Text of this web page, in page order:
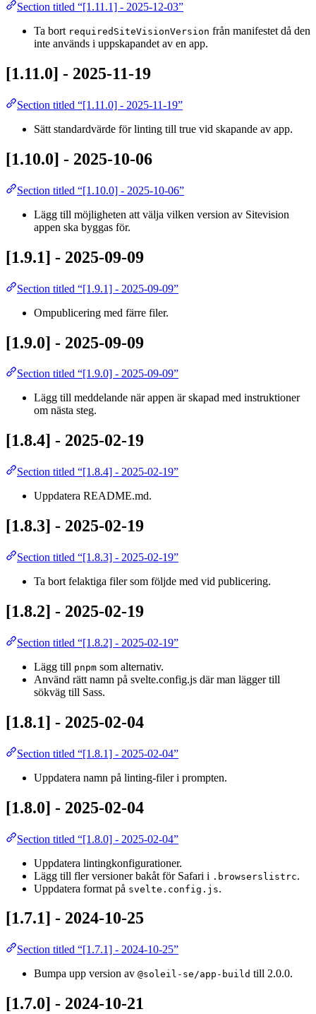
Section titled “[1.11.1] - 2025-12-03”
Ta bort requiredSiteVisionVersion från manifestet då den
inte används i uppskapandet av en app.
[1.11.0] - 2025-11-19
Section titled “[1.11.0] - 2025-11-19”
Sätt standardvärde för linting till true vid skapande av app.
[1.10.0] - 2025-10-06
Section titled “[1.10.0] - 2025-10-06”
Lägg till möjligheten att välja vilken version av Sitevision
appen ska byggas för.
[1.9.1] - 2025-09-09
Section titled “[1.9.1] - 2025-09-09”
Ompublicering med färre filer.
[1.9.0] - 2025-09-09
Section titled “[1.9.0] - 2025-09-09”
Lägg till meddelande när appen är skapad med instruktioner
om nästa steg.
[1.8.4] - 2025-02-19
Section titled “[1.8.4] - 2025-02-19”
Uppdatera README.md.
[1.8.3] - 2025-02-19
Section titled “[1.8.3] - 2025-02-19”
Ta bort felaktiga filer som följde med vid publicering.
[1.8.2] - 2025-02-19
Section titled “[1.8.2] - 2025-02-19”
Lägg till pnpm som alternativ.
Använd rätt namn på svelte.config.js där man lägger till
sökväg till Sass.
[1.8.1] - 2025-02-04
Section titled “[1.8.1] - 2025-02-04”
Uppdatera namn på linting-filer i prompten.
[1.8.0] - 2025-02-04
Section titled “[1.8.0] - 2025-02-04”
Uppdatera lintingkonfigurationer.
Lägg till fler versioner bakåt för Safari i .browserslistrc.
Uppdatera format på svelte.config.js.
[1.7.1] - 2024-10-25
Section titled “[1.7.1] - 2024-10-25”
Bumpa upp version av @soleil-se/app-build till 2.0.0.
[1.7.0] - 2024-10-21